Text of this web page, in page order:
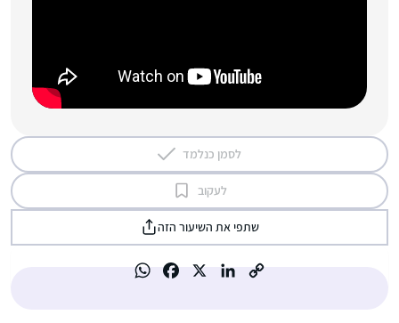
לסמן כנלמד
לעקוב
שתפי את השיעור הזה